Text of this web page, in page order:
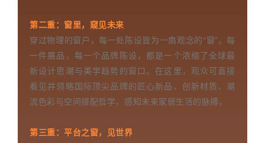
第二重：窗里，窥见未来
穿过物理的窗户，每一处陈设皆为一扇观念的“窗”。每
一件展品，每一个品牌陈设，都是一个浓缩了全球最
新设计思潮与美学趋势的窗口。在这里，观众可直接
看见并领略国际顶尖品牌的匠心新品、创新材质、潮
流色彩与空间搭配哲学，感知未来家居生活的脉搏。
第三重：平台之窗，见世界